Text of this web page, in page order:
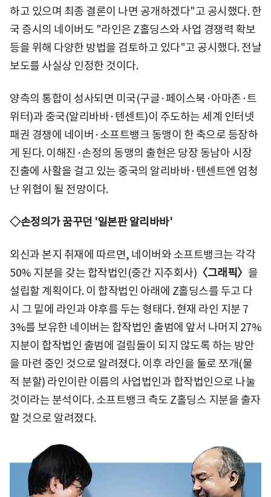
하고 있으며 최종 결론이 나면 공개하겠다"고 공시했다. 한
국 증시의 네이버도 "라인은 Z홀딩스와 사업 경쟁력 확보
등을 위해 다양한 방법을 검토하고 있다"고 공시했다. 전날
보도를 사실상 인정한 것이다.
양측의 통합이 성사되면 미국(구글·페이스북·아마존·트
위터)과 중국(알리바바·텐센트)이 주도하는 세계 인터넷
패권 경쟁에 네이버·소프트뱅크 동맹이 한 축으로 등장하
게 된다. 이해진·손정의 동맹의 출현은 당장 동남아 시장
진출에 사활을 걸고 있는 중국의 알리바바·텐센트엔 엄청
난 위협이 될 전망이다.
◇손정의가 꿈꾸던 '일본판 알리바바'
외신과 본지 취재에 따르면, 네이버와 소프트뱅크는 각각
50% 지분을 갖는 합작법인(중간 지주회사) 〈그래픽〉 을
설립할 계획이다. 이 합작법인 아래에 Z홀딩스를 두고 다
시 그 밑에 라인과 야후를 두는 형태다. 현재 라인 지분 7
3%를 보유한 네이버는 합작법인 출범에 앞서 나머지 27%
지분이 합작법인 출범에 걸림돌이 되지 않도록 하는 방안
을 마련 중인 것으로 알려졌다. 이후 라인을 둘로 쪼개(물
적 분할) 라인이란 이름의 사업법인과 합작법인으로 나눌
것이라는 분석이다. 소프트뱅크 측도 Z홀딩스 지분을 출자
할 것으로 알려졌다.